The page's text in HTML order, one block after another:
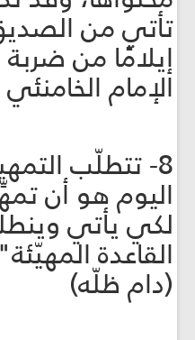
تأتي من
إيلامًا من
الإمام
8- تتطلّب
اليوم هو أن
لكي يأتي
القاعدة
(دام ظلّه)